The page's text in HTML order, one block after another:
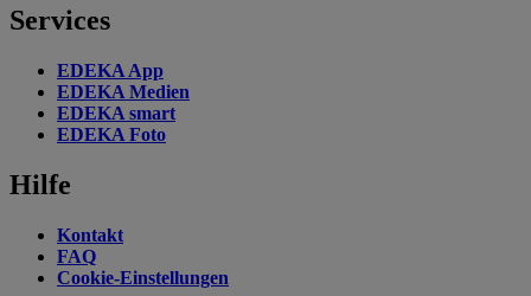
Services
EDEKA App
EDEKA Medien
EDEKA smart
EDEKA Foto
Hilfe
Kontakt
FAQ
Cookie-Einstellungen